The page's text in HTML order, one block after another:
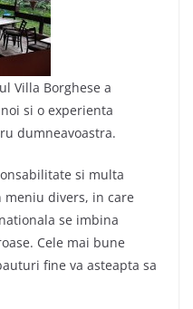
Villa Borghese a
si o experienta
dumneavoastra.
si multa
divers, in care
se imbina
Cele mai bune
fine va asteapta sa